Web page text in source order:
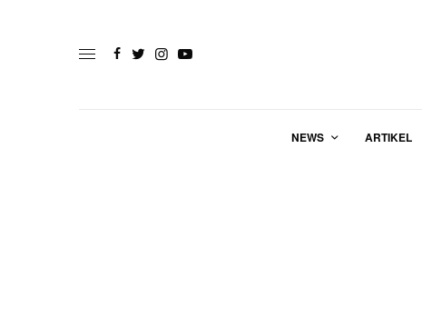
NEWS ARTIKEL